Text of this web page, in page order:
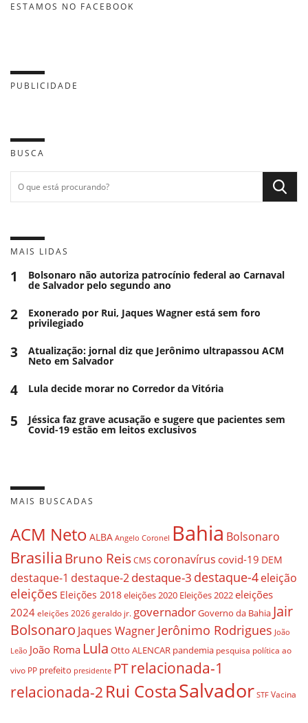
ESTAMOS NO FACEBOOK
PUBLICIDADE
BUSCA
MAIS LIDAS
1 Bolsonaro não autoriza patrocínio federal ao Carnaval
de Salvador pelo segundo ano
2 Exonerado por Rui, Jaques Wagner está sem foro
privilegiado
3 Atualização: jornal diz que Jerônimo ultrapassou ACM
Neto em Salvador
4 Lula decide morar no Corredor da Vitória
5 Jéssica faz grave acusação e sugere que pacientes sem
Covid-19 estão em leitos exclusivos
MAIS BUSCADAS
ACM Neto ALBA Angelo Coronel Bahia Bolsonaro
BrasiliaBruno ReisCMS coronavírus covid-19 DEM
destaque-1 destaque-2destaque-3 destaque-4eleição
eleições Eleições 2018eleições 2020 Eleições 2022eleições
2024 eleições 2026 geraldo jr. governadorGoverno da Bahia Jair
Bolsonaro Jaques WagnerJerônimo Rodrigues João
Leão João Roma Lula Otto ALENCAR pandemia pesquisa política ao
vivo PP prefeito presidente PTrelacionada-1
relacionada-2 Rui CostaSalvador STF Vacina